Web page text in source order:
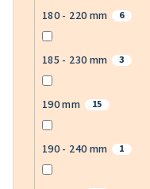
180 - 220 mm 6
185 - 230 mm 3
190 mm 15
190 - 240 mm 1